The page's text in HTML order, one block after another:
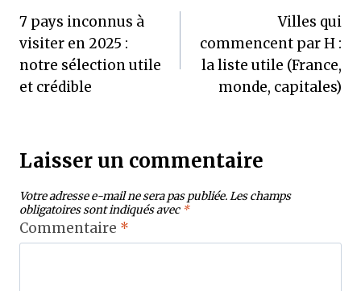
de
l’article
7 pays inconnus à
visiter en 2025 :
notre sélection utile
et crédible
Villes qui
commencent par H :
la liste utile (France,
monde, capitales)
Laisser un commentaire
Votre adresse e-mail ne sera pas publiée.Les champs
obligatoires sont indiqués avec *
Commentaire *